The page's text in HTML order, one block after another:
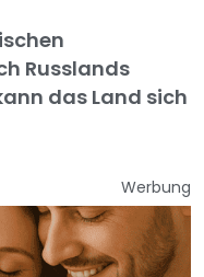
Russlands
das Land sich
Werbung